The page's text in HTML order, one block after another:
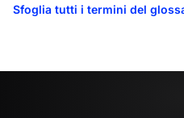
Sfoglia tutti i termini del